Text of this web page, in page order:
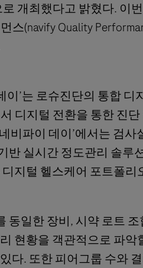
로 개최했다고 밝혔다.
스(navify Quality
’는 로슈진단의 통합 디
디지털 전환을 통한 진
비파이 데이’에서는 검
실시간 정도관리 솔루션
지털 헬스케어 포트폴
동일한 장비, 시약 로트
현황을 객관적으로 파악
다. 또한 피어그룹 수와